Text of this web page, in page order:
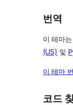
번역
이 테마
(US) 및
이 테마
코드